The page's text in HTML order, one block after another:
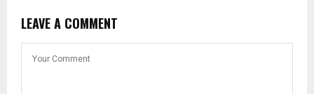
LEAVE A COMMENT